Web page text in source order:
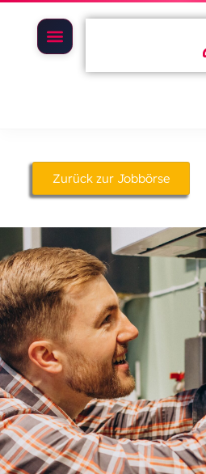
Zurück zur Jobbörse